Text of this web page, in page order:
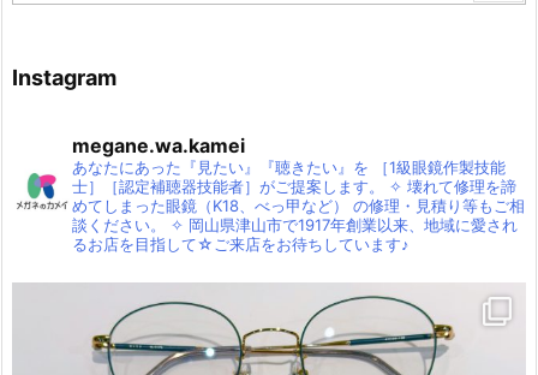
Instagram
megane.wa.kamei
あなたにあった『見たい』『聴きたい』を ［1級眼鏡作製技能
士］［認定補聴器技能者］がご提案します。
✧ 壊れて修理を諦
めてしまった眼鏡（K18、べっ甲など）
の修理・見積り等もご相
談ください。
✧ 岡山県津山市で1917年創業以来、地域に愛され
るお店を目指して☆ご来店をお待ちしています♪